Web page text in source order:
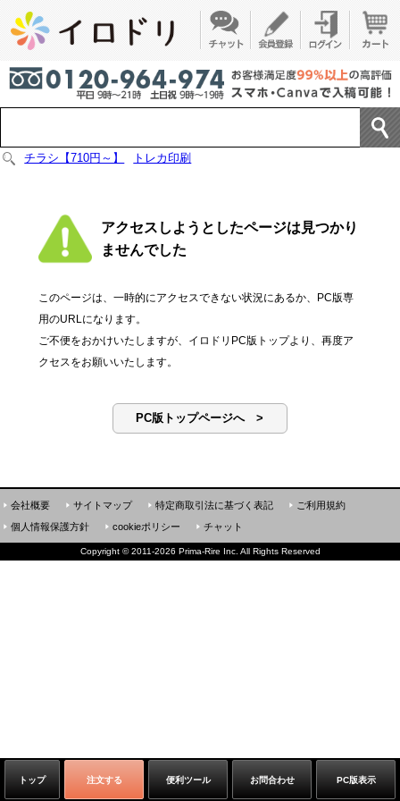
チラシ【710円～】 トレカ印刷
アクセスしようとしたページは見つかり
ませんでした
このページは、一時的にアクセスできない状況にあるか、PC版専
用のURLになります。
ご不便をおかけいたしますが、イロドリPC版トップより、再度ア
クセスをお願いいたします。
PC版トップページへ >
トップ 注文する 便利ツール お問合わせ PC版表示
会社概要 サイトマップ 特定商取引法に基づく表記
ご利用規約
個人情報保護方針
cookieポリシー チャット
Copyright ©2011-2026 Prima-Rire Inc. All Rights Reserved